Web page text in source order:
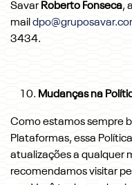
Savar Roberto Fonseca,
mail
3434.
Mudanças na
Como estamos sempre
Plataformas, essa
atualizações a qualquer
recomendamos visitar